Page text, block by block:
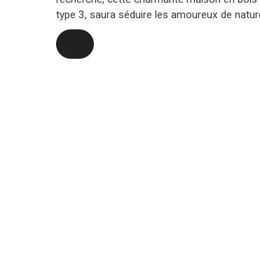
type 3, saura séduire les amoureux de
tranquillité.
D'une surface fonctionnelle, elle se